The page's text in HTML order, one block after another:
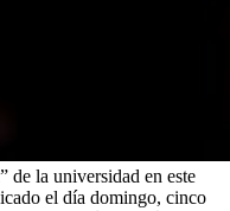
de la universidad en este
el día domingo, cinco